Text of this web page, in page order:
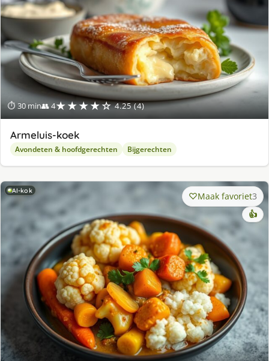
⏱ 30 min👥 4★★★★☆ 4.25 (4)
Armeluis-koek
Avondeten & hoofdgerechten Bijgerechten
AI-kok Maak favoriet3
👍